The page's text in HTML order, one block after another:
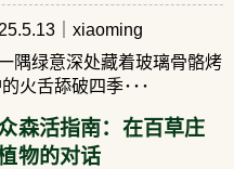
｜xiaoming
隅绿意深处藏着玻璃骨骼烤
火舌舔破四季･･･
森活指南：在百草庄
物的对话